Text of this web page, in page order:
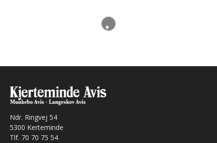
Ndr. Ringvej 54
5300 Kerteminde
Tlf. 70 70 75 54